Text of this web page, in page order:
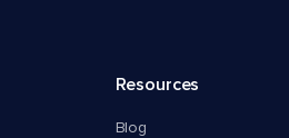
Resources
Blog